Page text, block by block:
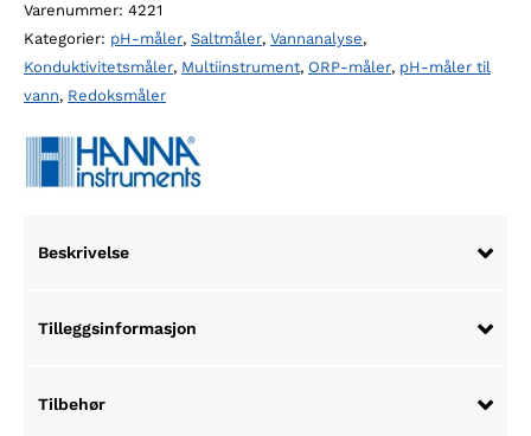
med
ISE
antall
Varenummer: 4221
Kategorier: pH-måler, Saltmåler, Vannanalyse,
Konduktivitetsmåler, Multiinstrument, ORP-måler, pH-måler til
vann, Redoksmåler
Beskrivelse
Tilleggsinformasjon
Tilbehør